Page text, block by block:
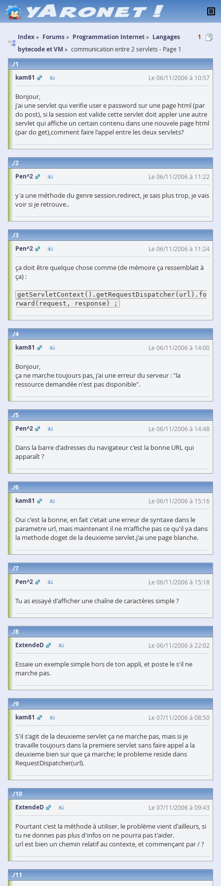
Index Forums Programmation Internet
Langages
bytecode et VM
communication entre 2 servlets - Page 1
1
1
kam81
Le 06/11/2006 à 10:57
Bonjour,
j'ai une servlet qui verifie user e password sur une page html (par
do post), si la session est valide cette servlet doit appler une autre
servlet qui affiche un certain contenu dans une nouvele page html
(par do get),comment faire l'appel entre les deux servlets?
2
Pen^2
Le 06/11/2006 à 11:22
y'a une méthode du genre session.redirect, je sais plus trop, je vais
voir si je retrouve..
3
Pen^2
Le 06/11/2006 à 11:24
ça doit être quelque chose comme (de mémoire ça ressemblait à
ça) :
getServletContext().getRequestDispatcher(url).fo
rward(request, response) ;
4
kam81
Le 06/11/2006 à 14:00
Bonjour,
ça ne marche toujours pas, j'ai une erreur du serveur : "la
ressource demandée n'est pas disponible".
5
Pen^2
Le 06/11/2006 à 14:48
Dans la barre d'adresses du navigateur c'est la bonne URL qui
apparaît ?
6
kam81
Le 06/11/2006 à 15:16
Oui c'est la bonne, en fait c'etait une erreur de syntaxe dans le
parametre url, mais maintenant il ne m'affiche pas ce qu'il ya dans
la methode doget de la deuxieme servlet.j'ai une page blanche.
7
Pen^2
Le 06/11/2006 à 15:18
Tu as essayé d'afficher une chaîne de caractères simple ?
8
ExtendeD
Le 06/11/2006 à 22:02
Essaie un exemple simple hors de ton appli, et poste le s'il ne
marche pas.
9
kam81
Le 07/11/2006 à 08:50
S'il s'agit de la deuxieme servlet ça ne marche pas, mais si je
travaille toujours dans la premiere servlet sans faire appel a la
deuxieme bien sur que ça marche; le probleme reside dans
RequestDispatcher(url).
10
ExtendeD
Le 07/11/2006 à 09:43
Pourtant c'est la méthode à utiliser, le problème vient d'ailleurs, si
tu ne donnes pas plus d'infos on ne pourra pas t'aider.
url est bien un chemin relatif au contexte, et commençant par / ?
11